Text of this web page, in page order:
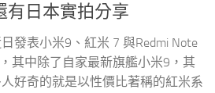
有日本實拍分享
發表小米9、紅米 7 與Redmi Note
其中除了自家最新旗艦小米9，其
好奇的就是以性價比著稱的紅米系